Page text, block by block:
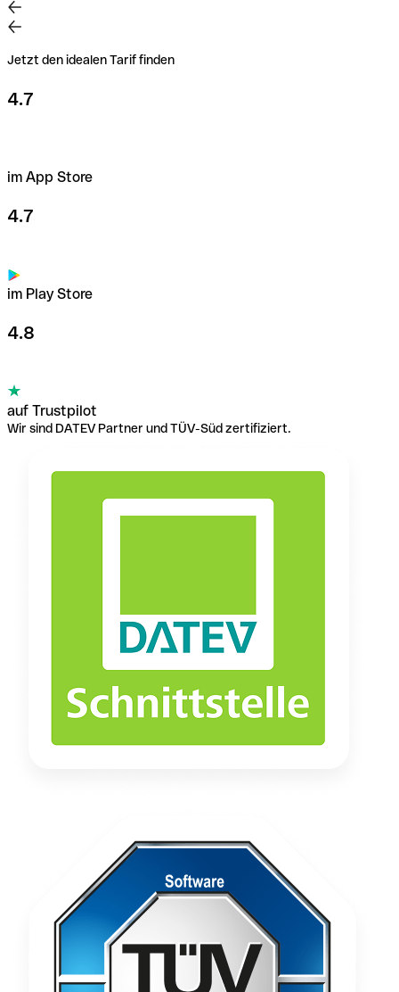
Jetzt den idealen Tarif finden
4.7
im App Store
4.7
im Play Store
4.8
auf Trustpilot
Wir sind DATEV Partner und TÜV-Süd zertifiziert.